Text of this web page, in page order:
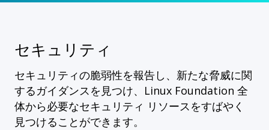
セキュリティ
セキュリティの脆弱性を報告し、新たな脅威に関
するガイダンスを見つけ、Linux Foundation 全
体から必要なセキュリティ リソースをすばやく
見つけることができます。